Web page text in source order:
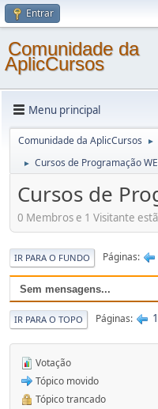
Entrar
Comunidade da
AplicCursos
Menu principal
Comunidade da AplicCursos ►
► Cursos de Programação
Cursos de
0 Membros e 1 Visitante
IR PARA O FUNDO Páginas
Sem mensagens...
IR PARA O TOPO Páginas 1
Votação
Tópico movido
Tópico trancado